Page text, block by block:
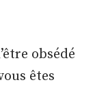
obsédé
êtes